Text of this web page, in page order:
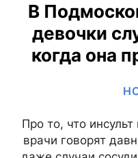
В
девочки
когда она
Про то, что
врачи говорят